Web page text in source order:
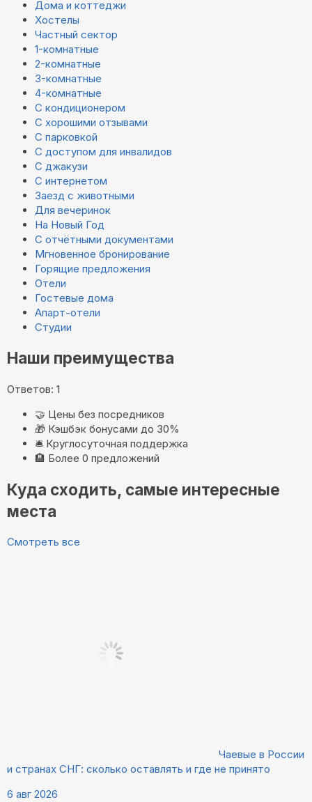
Дома и коттеджи
Хостелы
Частный сектор
1-комнатные
2-комнатные
3-комнатные
4-комнатные
С кондиционером
С хорошими отзывами
С парковкой
С доступом для инвалидов
С джакузи
С интернетом
Заезд с животными
Для вечеринок
На Новый Год
С отчётными документами
Мгновенное бронирование
Горящие предложения
Отели
Гостевые дома
Апарт-отели
Студии
Наши преимущества
Ответов: 1
🤝 Цены без посредников
🎁 Кэшбэк бонусами до 30%
🛎️ Круглосуточная поддержка
🏨 Более 0 предложений
Куда сходить, самые интересные
места
Смотреть все
Чаевые в России
и странах СНГ: сколько оставлять и где не принято
6 авг 2026